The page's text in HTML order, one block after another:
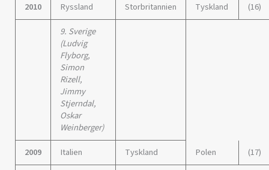
2010
Ryssland Storbritannien Tyskland
(16)
9. Sverige
(Ludvig
Flyborg,
Simon
Rizell,
Jimmy
Stjerndal,
Oskar
Weinberger)
2009
Italien Tyskland Polen
(17)